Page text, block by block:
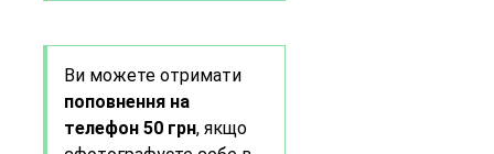
Ви можете отримати
поповнення на
телефон 50 грн, якщо